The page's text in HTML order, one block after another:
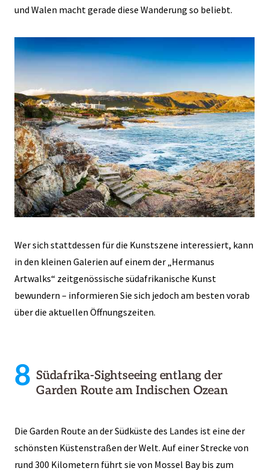
und Walen macht gerade diese Wanderung so beliebt.
Wer sich stattdessen für die Kunstszene interessiert, kann
in den kleinen Galerien auf einem der „Hermanus
Artwalks“ zeitgenössische südafrikanische Kunst
bewundern – informieren Sie sich jedoch am besten vorab
über die aktuellen Öffnungszeiten.
8 Südafrika-Sightseeing entlang der
Garden Route am Indischen Ozean
Die Garden Route an der Südküste des Landes ist eine der
schönsten Küstenstraßen der Welt. Auf einer Strecke von
rund 300 Kilometern führt sie von Mossel Bay bis zum